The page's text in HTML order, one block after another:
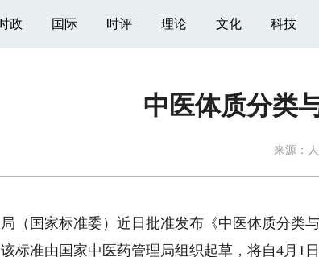
政 国际 时评 理论 文化 科技
中医体质分类
来源：
国家标准委）近日批准发布《中医体质分类与
标准由国家中医药管理局组织起草，将自4月1日